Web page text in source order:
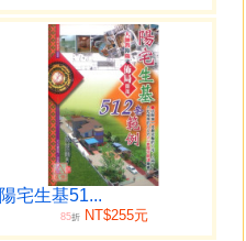
陽宅生基51...
85折NT$255元